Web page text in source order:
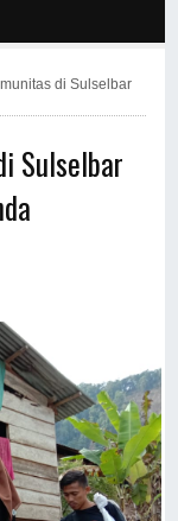
di Sulselbar
Sulselbar